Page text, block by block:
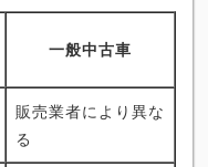
一般中古車
販売業者により異な
る